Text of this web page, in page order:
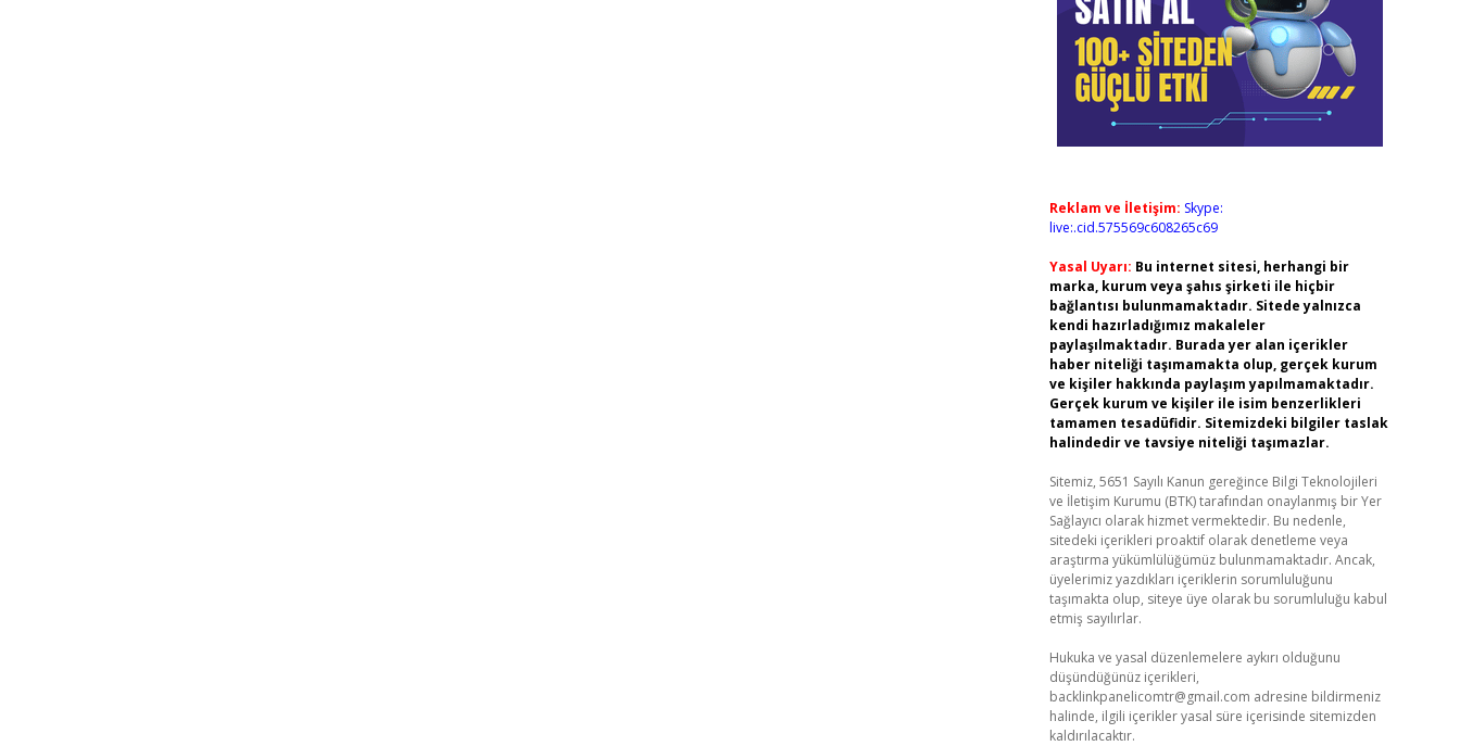
Reklam ve İletişim: Skype:
live:.cid.575569c608265c69
Yasal Uyarı: Bu internet sitesi, herhangi bir
marka, kurum veya şahıs şirketi ile hiçbir
bağlantısı bulunmamaktadır. Sitede yalnızca
kendi hazırladığımız makaleler
paylaşılmaktadır. Burada yer alan içerikler
haber niteliği taşımamakta olup, gerçek kurum
ve kişiler hakkında paylaşım yapılmamaktadır.
Gerçek kurum ve kişiler ile isim benzerlikleri
tamamen tesadüfidir. Sitemizdeki bilgiler taslak
halindedir ve tavsiye niteliği taşımazlar.
Sitemiz, 5651 Sayılı Kanun gereğince Bilgi Teknolojileri
ve İletişim Kurumu (BTK) tarafından onaylanmış bir Yer
Sağlayıcı olarak hizmet vermektedir. Bu nedenle,
sitedeki içerikleri proaktif olarak denetleme veya
araştırma yükümlülüğümüz bulunmamaktadır. Ancak,
üyelerimiz yazdıkları içeriklerin sorumluluğunu
taşımakta olup, siteye üye olarak bu sorumluluğu kabul
etmiş sayılırlar.
Hukuka ve yasal düzenlemelere aykırı olduğunu
düşündüğünüz içerikleri,
backlinkpanelicomtr@gmail.com adresine bildirmeniz
halinde, ilgili içerikler yasal süre içerisinde sitemizden
kaldırılacaktır.